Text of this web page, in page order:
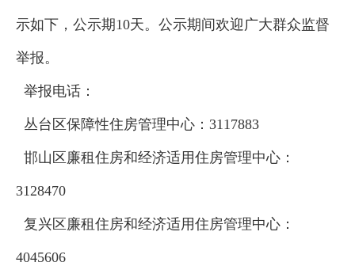
示如下，公示期10天。公示期间欢迎广大群众监督
举报。
举报电话：
丛台区保障性住房管理中心：3117883
邯山区廉租住房和经济适用住房管理中心：
3128470
复兴区廉租住房和经济适用住房管理中心：
4045606